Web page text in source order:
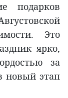
подарков
Это
ярко,
за
новый этап